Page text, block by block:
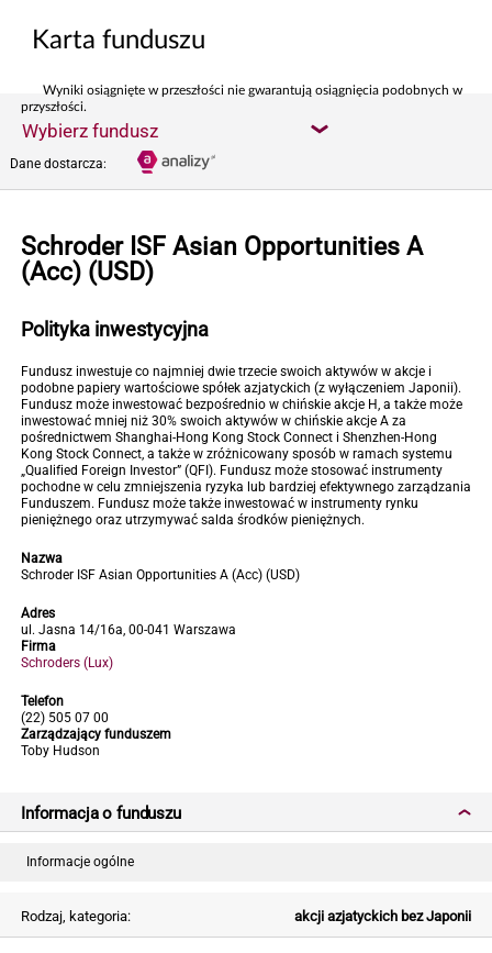
Karta funduszu
Wyniki osiągnięte w przeszłości nie gwarantują osiągnięcia podobnych w
przyszłości.
Wybierz fundusz
Dane dostarcza:
Schroder ISF Asian Opportunities A
(Acc) (USD)
Polityka inwestycyjna
Fundusz inwestuje co najmniej dwie trzecie swoich aktywów w akcje i
podobne papiery wartościowe spółek azjatyckich (z wyłączeniem Japonii).
Fundusz może inwestować bezpośrednio w chińskie akcje H, a także może
inwestować mniej niż 30% swoich aktywów w chińskie akcje A za
pośrednictwem Shanghai-Hong Kong Stock Connect i Shenzhen-Hong
Kong Stock Connect, a także w zróżnicowany sposób w ramach systemu
„Qualified Foreign Investor” (QFI). Fundusz może stosować instrumenty
pochodne w celu zmniejszenia ryzyka lub bardziej efektywnego zarządzania
Funduszem. Fundusz może także inwestować w instrumenty rynku
pieniężnego oraz utrzymywać salda środków pieniężnych.
Nazwa
Schroder ISF Asian Opportunities A (Acc) (USD)
Adres
ul. Jasna 14/16a, 00-041 Warszawa
Firma
Schroders (Lux)
Telefon
(22) 505 07 00
Zarządzający funduszem
Toby Hudson
Informacja o funduszu
Informacje ogólne
Rodzaj, kategoria: akcji azjatyckich bez Japonii